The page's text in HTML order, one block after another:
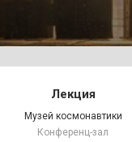
Лекция
Музей космонавтики
Конференц-зал